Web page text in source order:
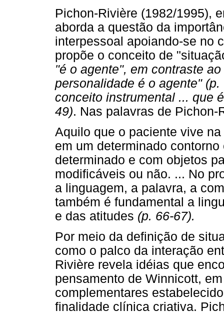
Pichon-Rivière (1982/1995),
aborda a questão da
interpessoal apoiando-se no
propõe o conceito de
"é o agente", em contraste
personalidade é o agente" (p.
conceito instrumental ... que
49). Nas palavras de Pichon-
Aquilo que o paciente vive
em um determinado
determinado e com objetos
modificáveis ou não. ... No
a linguagem, a palavra, a
também é fundamental a
e das atitudes (p. 66-67).
Por meio da definição de
como o palco da interação
Rivière revela idéias que
pensamento de Winnicott,
complementares
finalidade clínica criativa.